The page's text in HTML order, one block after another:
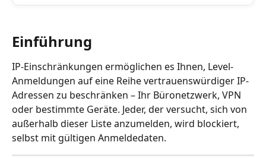
Einführung
IP-Einschränkungen ermöglichen es Ihnen, Level-
Anmeldungen auf eine Reihe vertrauenswürdiger IP-
Adressen zu beschränken – Ihr Büronetzwerk, VPN
oder bestimmte Geräte. Jeder, der versucht, sich von
außerhalb dieser Liste anzumelden, wird blockiert,
selbst mit gültigen Anmeldedaten.